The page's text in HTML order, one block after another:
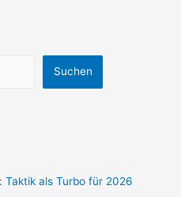
Suchen
Taktik als Turbo für 2026